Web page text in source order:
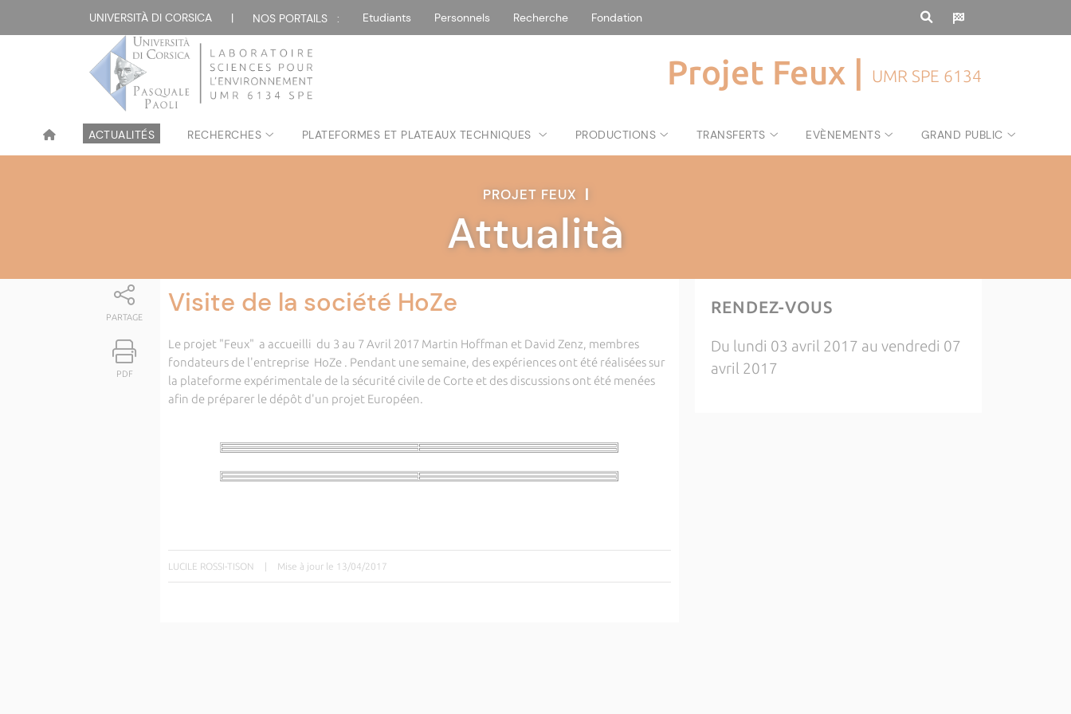
UNIVERSITÀ DI CORSICA | NOS PORTAILS : Etudiants Personnels Recherche Fondation
Projet Feux | UMR SPE 6134
ACTUALITÉS RECHERCHES PLATEFORMES ET PLATEAUX TECHNIQUES PRODUCTIONS TRANSFERTS EVÈNEMENTS GRAND PUBLIC
PROJET FEUX |
Attualità
PARTAGE
PDF
Visite de la société HoZe
Le projet "Feux" a accueilli du 3 au 7 Avril 2017 Martin Hoffman et David Zenz, membres
fondateurs de l'entreprise HoZe . Pendant une semaine, des expériences ont été réalisées sur
la plateforme expérimentale de la sécurité civile de Corte et des discussions ont été menées
afin de préparer le dépôt d'un projet Européen.
LUCILE ROSSI-TISON Mise à jour le 13/04/2017
RENDEZ-VOUS
Du lundi 03 avril 2017 au vendredi 07
avril 2017